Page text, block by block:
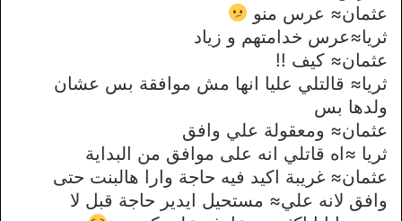
عثمان≈ عرس منو
ثريا≈عرس خدامتهم و زياد
عثمان≈ كيف !!
ثريا≈ قالتلي عليا انها مش موافقة بس عشان
ولدها بس
عثمان≈ ومعقولة علي وافق
ثريا ≈اه قاتلي انه على موافق من البداية
عثمان≈ غريبة اكيد فيه حاجة وارا هالبنت حتى
وافق لانه علي≈ مستحيل ايدير حاجة قبل لا